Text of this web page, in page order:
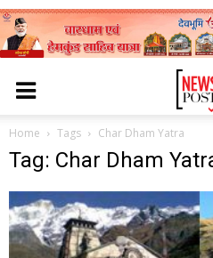
Home Tags Char Dham Yatra
Tag: Char Dham